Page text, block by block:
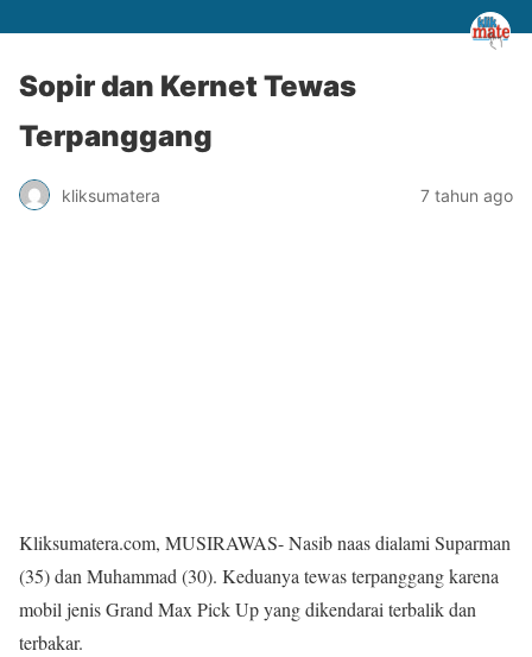
Sopir dan Kernet Tewas
Terpanggang
kliksumatera 7 tahun ago
Kliksumatera.com, MUSIRAWAS- Nasib naas dialami Suparman
(35) dan Muhammad (30). Keduanya tewas terpanggang karena
mobil jenis Grand Max Pick Up yang dikendarai terbalik dan
terbakar.